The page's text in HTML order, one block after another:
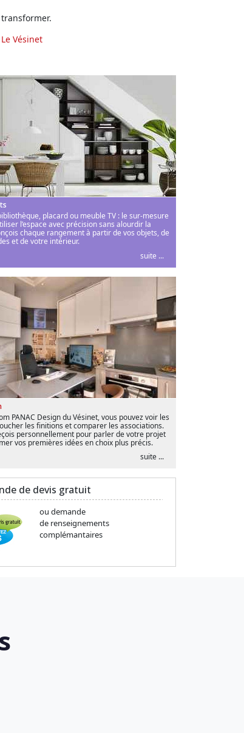
Vésinet
placard ou meuble TV : le sur-mesure
l’espace avec précision sans alourdir la
chaque rangement à partir de vos objets, de
et de votre intérieur.
suite ...
PANAC Design du Vésinet, vous pouvez voir les
les finitions et comparer les associations.
personnellement pour parler de votre projet
vos premières idées en choix plus précis.
suite ...
de devis gratuit
ou demande
de renseignements
complémantaires